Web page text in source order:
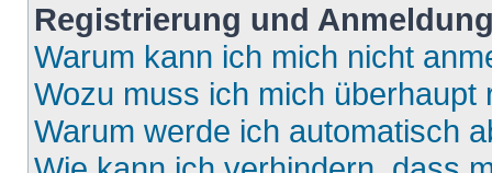
Registrierung und
Warum kann ich mich nicht
Wozu muss ich mich überhaupt
Warum werde ich automatisch